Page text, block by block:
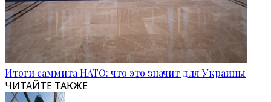
Итоги саммита НАТО: что это значит для Украины
ЧИТАЙТЕ ТАКЖЕ